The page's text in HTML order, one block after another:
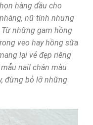
hàng đầu cho
nữ tính nhưng
những gam hồng
veo hay hồng sữa
lại vẻ đẹp riêng
nail chân màu
đừng bỏ lỡ những